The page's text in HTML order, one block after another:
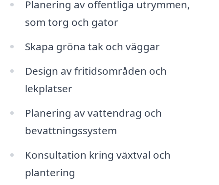
Planering av offentliga utrymmen,
som torg och gator
Skapa gröna tak och väggar
Design av fritidsområden och
lekplatser
Planering av vattendrag och
bevattningssystem
Konsultation kring växtval och
plantering